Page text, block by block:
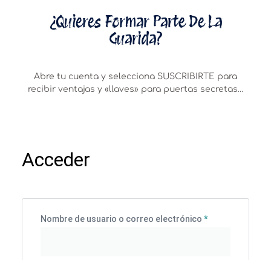
¿Quieres Formar Parte De La
Guarida?
Abre tu cuenta y selecciona SUSCRIBIRTE para
recibir ventajas y «llaves» para puertas secretas…
Acceder
Nombre de usuario o correo electrónico *